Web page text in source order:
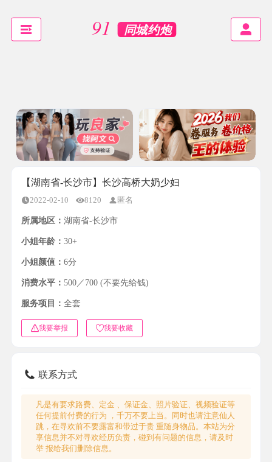
【湖南省-长沙市】长沙高桥大奶少妇
2022-02-10 8120 匿名
所属地区： 湖南省-长沙市
小姐年龄： 30+
小姐颜值： 6分
消费水平： 500／700 (不要先给钱)
服务项目： 全套
我要举报 我要收藏
联系方式
凡是有要求路费、定金 、保证金、照片验证、视频验证等
任何提前付费的行为 ，千万不要上当。同时也请注意仙人
跳，在寻欢前不要露富和带过于贵 重随身物品。本站为分
享信息并不对寻欢经历负责，碰到有问题的信息，请及时
举 报给我们删除信息。